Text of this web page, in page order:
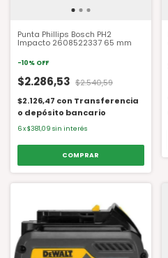
Punta Phillips Bosch PH2
Impacto 2608522337 65 mm
-10% OFF
$2.286,53 $2.540,59
$2.126,47 con Transferencia
o depósito bancario
6x$381,09 sin interés